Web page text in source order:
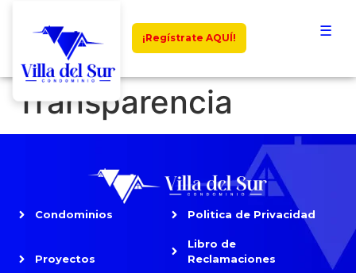
¡Regístrate AQUÍ! ☰
Transparencia
Condominios
Proyectos
Politica de Privacidad
Libro de
Reclamaciones